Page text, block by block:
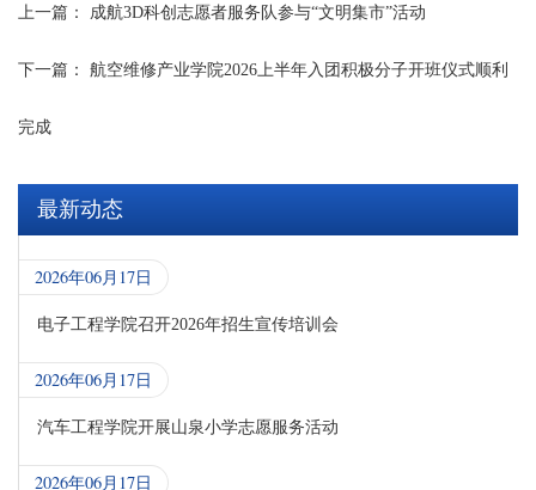
上一篇： 成航3D科创志愿者服务队参与“文明集市”活动
下一篇： 航空维修产业学院2026上半年入团积极分子开班仪式顺利
完成
最新动态
2026年06月17日
电子工程学院召开2026年招生宣传培训会
2026年06月17日
汽车工程学院开展山泉小学志愿服务活动
2026年06月17日